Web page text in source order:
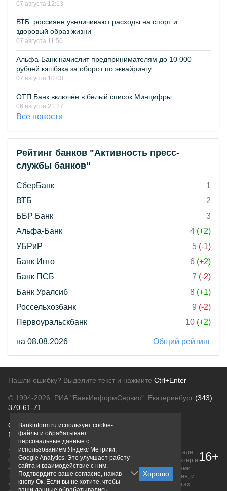
07 августа 12:13
ВТБ: россияне увеличивают расходы на спорт и
здоровый образ жизни
07 августа 11:50
Альфа-Банк начислит предпринимателям до 10 000
рублей кэшбэка за оборот по эквайрингу
07 августа 10:00
ОТП Банк включён в белый список Минцифры
06 августа 21:27
Все новости
Рейтинг банков "Активность пресс-
службы банков"
СберБанк
1
ВТБ
2
ББР Банк
3
Альфа-Банк
4 (+2)
УБРиР
5 (-1)
Банк Инго
6 (+2)
Банк ПСБ
7 (-2)
Банк Уралсиб
8 (+1)
Россельхозбанк
9 (-2)
Первоуральскбанк
10 (+2)
на 08.08.2026 Общий рейтинг
Нашли ошибку? Выделите текст и нажмите Ctrl+Enter
© 1994-2026. РИА "БанкИнформСервис". Екатеринбург (343)
370-61-71
О проектеПолитика конфиденциальности
Правовая информацияДля рекламодателей
Вся информация о продуктах банков, размещенная на портале
bankinform.ru, носит исключительно ознакомительный характер и
не является публичной офертой, определяемой положениями
ГК РФ. Информация не содержит точного и полного описания, и
может быть изменена. Конечные условия уточняйте на сайтах
16+
Bankinform.ru использует cookie-
файлы и обрабатывает
персональные данные с
использованием Яндекс Метрики,
Google Analytics. Это улучшает работу
сайта и взаимодействие с ним.
Подтвердите ваше согласие, нажав
кнопу Ок. Если вы не хотите, чтобы